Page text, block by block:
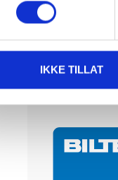
IKKE TILLAT